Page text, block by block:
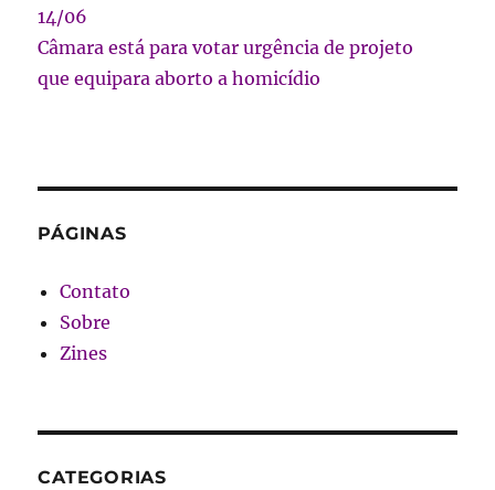
14/06
Câmara está para votar urgência de projeto
que equipara aborto a homicídio
PÁGINAS
Contato
Sobre
Zines
CATEGORIAS